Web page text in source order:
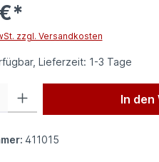
zzgl. Versandkosten
Lieferzeit: 1-3 Tage
In den
411015